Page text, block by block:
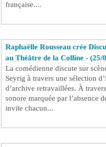
française....
Raphaëlle Rousseau crée
au Théâtre de la Colline - (25/
La comédienne discute sur
Seyrig à travers une sélection
d’archive retravaillées. À
sonore marquée par l’absence
invite chacun...